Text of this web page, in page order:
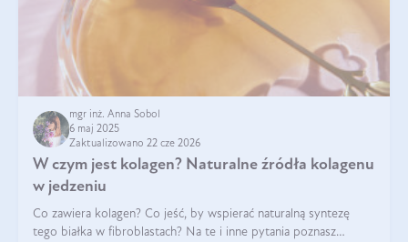
mgr inż. Anna Sobol
6 maj 2025
Zaktualizowano 22 cze 2026
W czym jest kolagen? Naturalne źródła kolagenu
w jedzeniu
Co zawiera kolagen? Co jeść, by wspierać naturalną syntezę
tego białka w fibroblastach? Na te i inne pytania poznasz